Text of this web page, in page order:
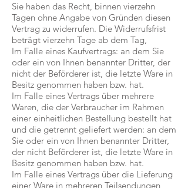
Sie haben das Recht, binnen vierzehn
Tagen ohne Angabe von Gründen diesen
Vertrag zu widerrufen. Die Widerrufsfrist
beträgt vierzehn Tage ab dem Tag,
Im Falle eines Kaufvertrags: an dem Sie
oder ein von Ihnen benannter Dritter, der
nicht der Beförderer ist, die letzte Ware in
Besitz genommen haben bzw. hat.
Im Falle eines Vertrags über mehrere
Waren, die der Verbraucher im Rahmen
einer einheitlichen Bestellung bestellt hat
und die getrennt geliefert werden: an dem
Sie oder ein von Ihnen benannter Dritter,
der nicht Beförderer ist, die letzte Ware in
Besitz genommen haben bzw. hat.
Im Falle eines Vertrags über die Lieferung
einer Ware in mehreren Teilsendungen